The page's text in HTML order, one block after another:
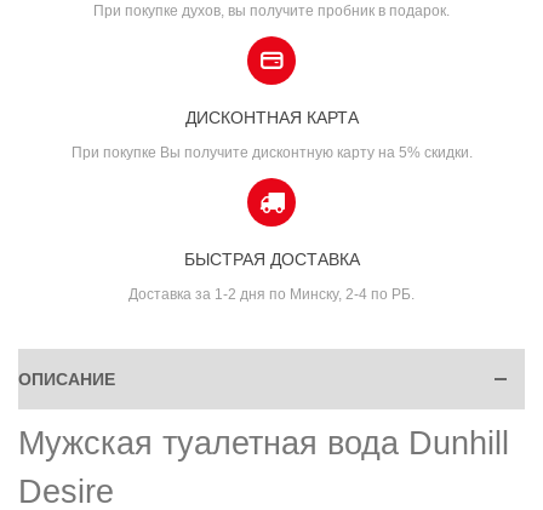
При покупке духов, вы получите пробник в подарок.
ДИСКОНТНАЯ КАРТА
При покупке Вы получите дисконтную карту на 5% скидки.
БЫСТРАЯ ДОСТАВКА
Доставка за 1-2 дня по Минску, 2-4 по РБ.
ОПИСАНИЕ
Мужская туалетная вода Dunhill
Desire